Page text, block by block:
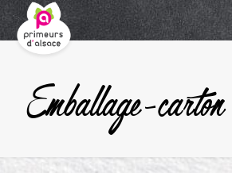
Emballage-carton